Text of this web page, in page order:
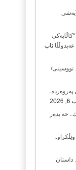
ئاب
نووسینی/
پەروەردە..
حه یدەر
داستان